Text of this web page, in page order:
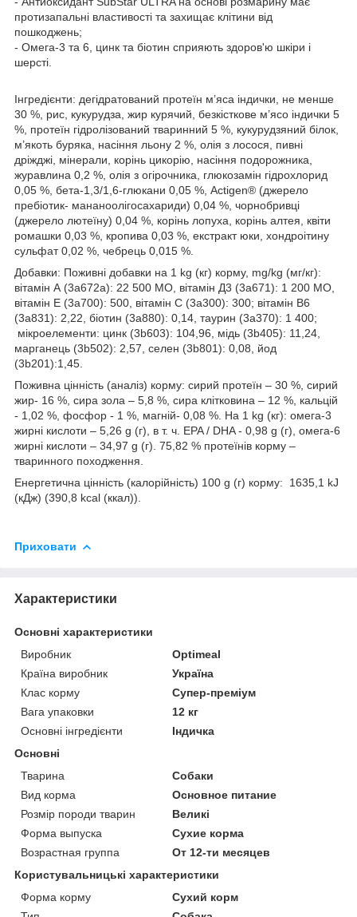
протизапальні властивості та захищає клітини від
пошкоджень;
- Омега-3 та 6, цинк та біотин сприяють здоров'ю шкіри і
шерсті.
Інгредієнти: дегідратований протеїн м’яса індички, не менше
30 %, рис, кукурудза, жир курячий, безкісткове м’ясо індички 5
%, протеїн гідролізований тваринний 5 %, кукурудзяний білок,
м’якоть буряка, насіння льону 2 %, олія з лосося, пивні
дріжджі, мінерали, корінь цикорію, насіння подорожника,
журавлина 0,2 %, олія з огірочника, глюкозамін гідрохлорид
0,05 %, бета-1,3/1,6-глюкани 0,05 %, Actigen® (джерело
пребіотик- мананоолігосахариди) 0,04 %, чорнобривці
(джерело лютеїну) 0,04 %, корінь лопуха, корінь алтея, квіти
ромашки 0,03 %, кропива 0,03 %, екстракт юки, хондроітину
сульфат 0,02 %, чебрець 0,015 %.
Добавки: Поживні добавки на 1 kg (кг) корму, mg/kg (мг/кг):
вітамін А (3а672а): 22 500 МО, вітамін Д3 (3а671): 1 200 МО,
вітамін Е (3а700): 500, вітамін С (3а300): 300; вітамін B6
(3а831): 2,22, біотин (3а880): 0,14, таурин (3а370): 1 400;
мікроелементи: цинк (3b603): 104,96, мідь (3b405): 11,24,
марганець (3b502): 2,57, селен (3b801): 0,08, йод
(3b201):1,45.
Поживна цінність (аналіз) корму: сирий протеїн – 30 %, сирий
жир- 16 %, сира зола – 5,8 %, сира клітковина – 12 %, кальцій
- 1,02 %, фосфор - 1 %, магній- 0,08 %. На 1 kg (кг): омега-3
жирні кислоти – 5,26 g (г), в т. ч. EPA / DHA - 0,98 g (г), омега-6
жирні кислоти – 34,97 g (г). 75,82 % протеїнів корму –
тваринного походження.
Енергетична цінність (калорійність) 100 g (г) корму: 1635,1 kJ
(кДж) (390,8 kcal (ккал)).
Приховати
Характеристики
Основні характеристики
Виробник
Optimeal
Країна виробник
Україна
Клас корму
Супер-преміум
Вага упаковки
12 кг
Основні інгредієнти
Індичка
Основні
Тварина
Собаки
Вид корма
Основное питание
Розмір породи тварин
Великі
Форма выпуска
Сухие корма
Возрастная группа
От 12-ти месяцев
Користувальницькі характеристики
Форма корму
Сухий корм